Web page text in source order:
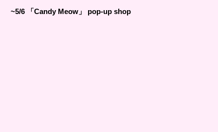
~5/6 「Candy Meow」 pop-up shop